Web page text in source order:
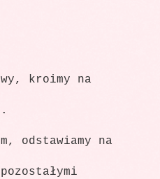
kroimy na
odstawiamy na